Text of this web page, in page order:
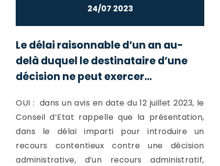
24/07 2023
Le délai raisonnable d’un an au-
delà duquel le destinataire d’une
décision ne peut exercer...
OUI : dans un avis en date du 12 juillet 2023, le
Conseil d’Etat rappelle que la présentation,
dans le délai imparti pour introduire un
recours contentieux contre une décision
administrative, d’un recours administratif,